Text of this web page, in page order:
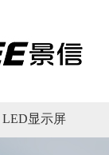
LED显示屏